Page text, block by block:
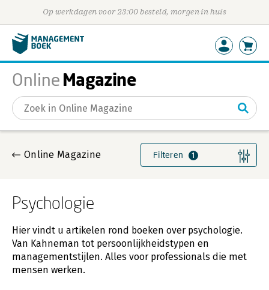
Op werkdagen voor 23:00 besteld, morgen in huis
Online Magazine
Gevonden artikelen
Online Magazine Filteren 1
Psychologie
Hier vindt u artikelen rond boeken over psychologie.
Van Kahneman tot persoonlijkheidstypen en
managementstijlen. Alles voor professionals die met
mensen werken.